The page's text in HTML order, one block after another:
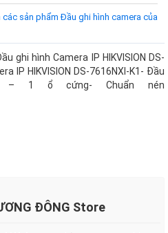
các sản phẩm Đầu ghi hình camera của
ghi hình Camera IP HIKVISION DS-
IP HIKVISION DS-7616NXI-K1- Đầu
– 1 ổ cứng- Chuẩn nén
ĐÔNG Store